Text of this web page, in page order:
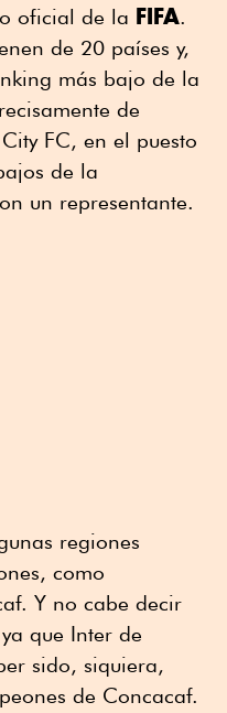
oficial de la FIFA.
de 20 países y,
más bajo de la
de
FC, en el puesto
de la
un representante.
regiones
como
Y no cabe decir
que Inter de
sido, siquiera,
de Concacaf.